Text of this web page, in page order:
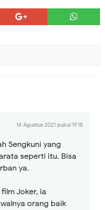
14 Agustus 2021 pukul 19.18
Sengkuni yang
seperti itu. Bisa
ya.
Joker, ia
orang baik